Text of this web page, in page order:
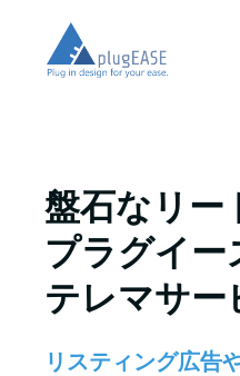
盤石なリー
プラグイー
テレマサー
リスティング広告